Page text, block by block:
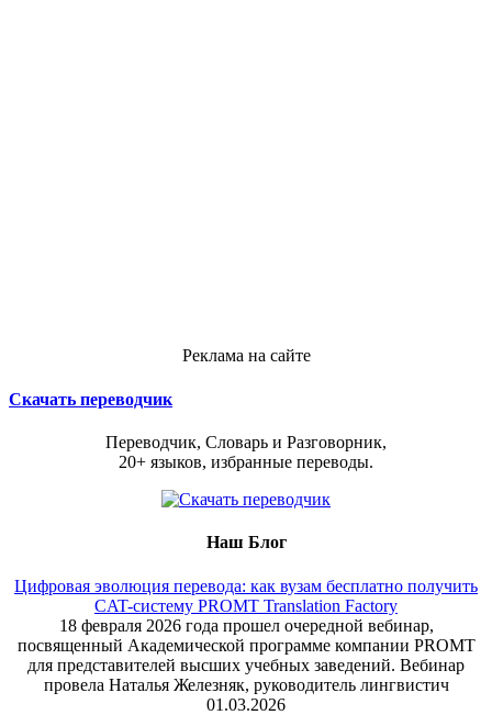
Реклама на сайте
Скачать переводчик
Переводчик, Словарь и Разговорник,
20+ языков, избранные переводы.
Наш Блог
Цифровая эволюция перевода: как вузам бесплатно получить
CAT-систему PROMT Translation Factory
18 февраля 2026 года прошел очередной вебинар,
посвященный Академической программе компании PROMT
для представителей высших учебных заведений. Вебинар
провела Наталья Железняк, руководитель лингвистич
01.03.2026